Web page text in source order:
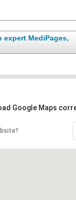
expert MediPages,
Google Maps